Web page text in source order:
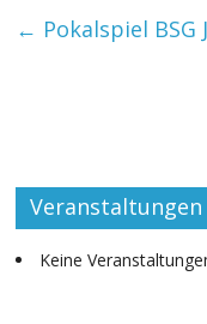
o A
← Pokalspiel BSG
Veranstaltungen
Keine